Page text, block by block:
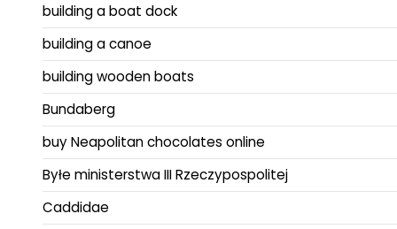
building a boat dock
building a canoe
building wooden boats
Bundaberg
buy Neapolitan chocolates online
Byłe ministerstwa III Rzeczypospolitej
Caddidae